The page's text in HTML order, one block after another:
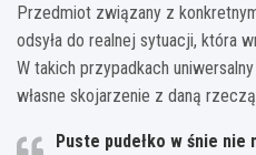
Przedmiot związany z
odsyła do realnej sytuacji, która
W takich przypadkach
własne skojarzenie z daną
Puste pudełko w śnie